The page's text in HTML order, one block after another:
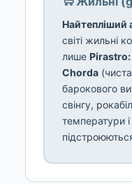
Найтепліший
світі жильні
лише Pirastro:
Chorda
барокового
свінгу,
температури і